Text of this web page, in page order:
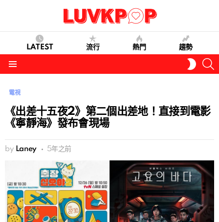
LATEST 流行 熱門 趨勢
SKIN
電視
《出差十五夜2》第二個出差地！直接到電影
《寧靜海》發布會現場
by Laney 5年之前